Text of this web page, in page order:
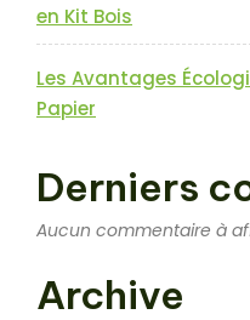
en Kit Bois
Les Avantages
Papier
Derniers
Aucun commentaire à
Archive